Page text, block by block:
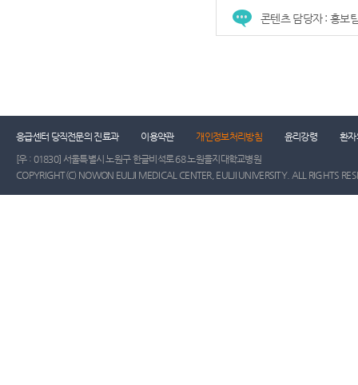
콘텐츠 담당자 : 홍보
응급센터 당직전문의 진료과 이용약관 개인정보처리방침 윤리강령
환자
[우 : 01830] 서울특별시 노원구 한글비석로 68 노원을지대학교병원
COPYRIGHT(C) NOWON EULJI MEDICAL CENTER, EULJI UNIVERSITY. ALL RIGHTS